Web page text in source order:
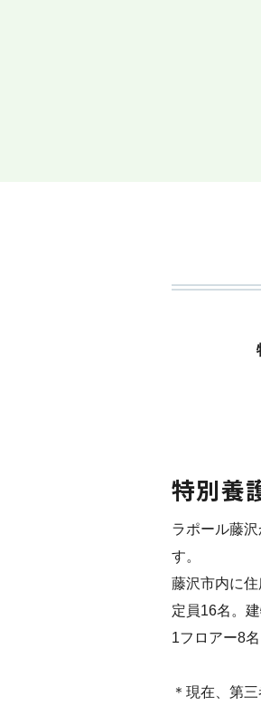
特別養
ラポール藤
す。
藤沢市内に
定員16名。
1フロアー8
＊現在、第